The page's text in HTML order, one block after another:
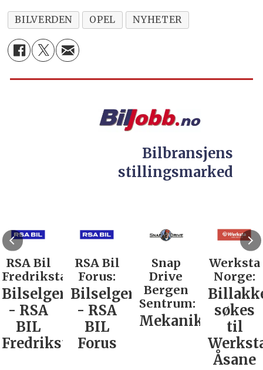
BILVERDEN OPEL NYHETER
Bilbransjens
stillingsmarked
RSA Bil
Fredrikstad:
Bilselger
- RSA
BIL
Fredrikstad
RSA Bil
Forus:
Bilselger
- RSA
BIL
Forus
Snap
Drive
Bergen
Sentrum:
Mekaniker
Werksta
Norge:
søkes
til
Åsane